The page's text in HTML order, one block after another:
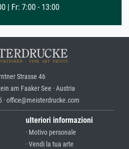
| Fr: 7:00 - 13:00
Strasse 46
am Faaker See · Austria
· office@meisterdrucke.com
ulteriori informazioni
· Motivo personale
· Vendi la tua arte